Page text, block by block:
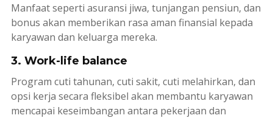
Manfaat seperti asuransi jiwa, tunjangan pensiun, dan
bonus akan memberikan rasa aman finansial kepada
karyawan dan keluarga mereka.
3. Work-life balance
Program cuti tahunan, cuti sakit, cuti melahirkan, dan
opsi kerja secara fleksibel akan membantu karyawan
mencapai keseimbangan antara pekerjaan dan